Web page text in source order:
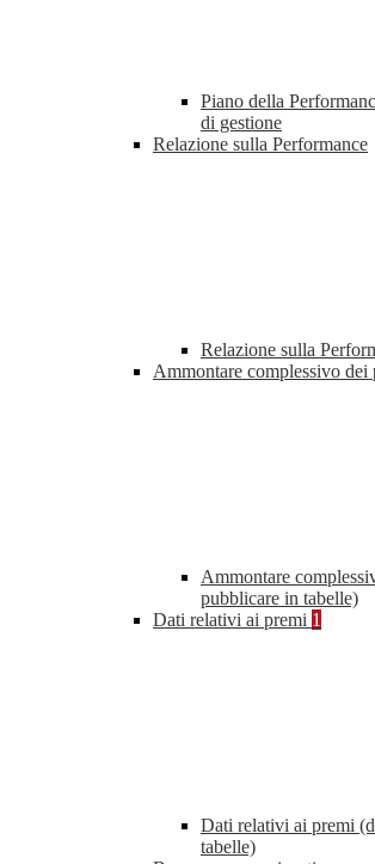
Piano della
di gestione
Relazione sulla Performance
Relazione sulla
Ammontare complessivo dei
Ammontare
pubblicare in tabelle)
Dati relativi ai premi 1
Dati relativi ai premi
tabelle)